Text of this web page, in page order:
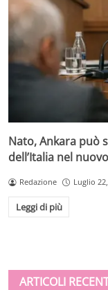
Nato, Ankara può
dell’Italia nel
Redazione Luglio
Leggi di più
ARTICOLI